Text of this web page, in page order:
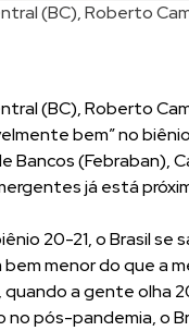
(BC), Roberto
(BC), Roberto
bem” no
Bancos (Febraban),
já está
20-21, o Brasil se
menor do que a
quando a gente olha
pós-pandemia, o